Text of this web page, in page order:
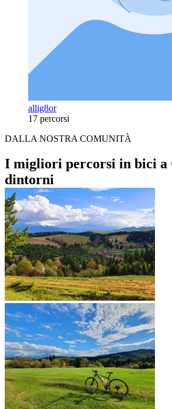
allig8or
17 percorsi
DALLA NOSTRA COMUNITÀ
I migliori percorsi in bici a
dintorni